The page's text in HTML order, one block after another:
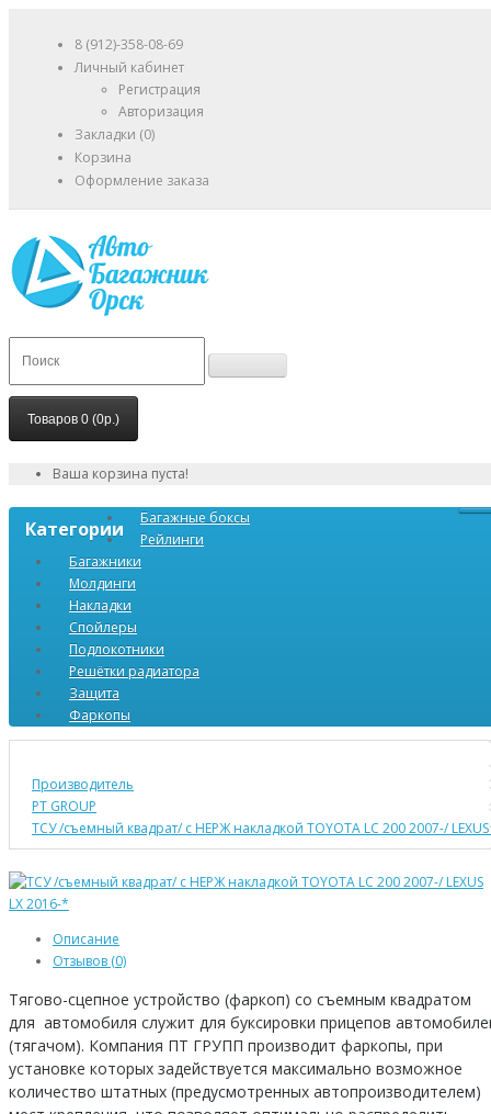
8 (912)-358-08-69
Личный кабинет
Регистрация
Авторизация
Закладки (0)
Корзина
Оформление заказа
Товаров 0 (0р.)
Ваша корзина пуста!
Категории
Багажные боксы
Рейлинги
Багажники
Молдинги
Накладки
Спойлеры
Подлокотники
Решётки радиатора
Защита
Фаркопы
Производитель
PT GROUP
ТСУ /съемный квадрат/ с НЕРЖ накладкой TOYOTA LC 200 2007-/
Описание
Отзывов (0)
Тягово-сцепное устройство (фаркоп) со съемным квадратом
для автомобиля служит для буксировки прицепов
(тягачом). Компания ПТ ГРУПП производит фаркопы, при
установке которых задействуется максимально возможное
количество штатных (предусмотренных автопроизводителем)